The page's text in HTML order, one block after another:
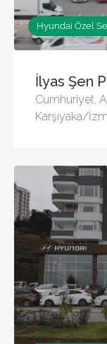
Hyundai Özel
İlyas Şen
Cumhuriyet,
Karşıyaka/